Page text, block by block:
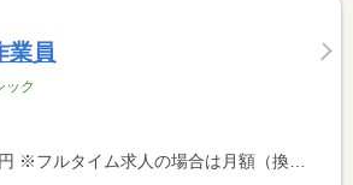
業員
ク
の場合は月額（換算額）、パート求人の場合は時間額を表示しています。